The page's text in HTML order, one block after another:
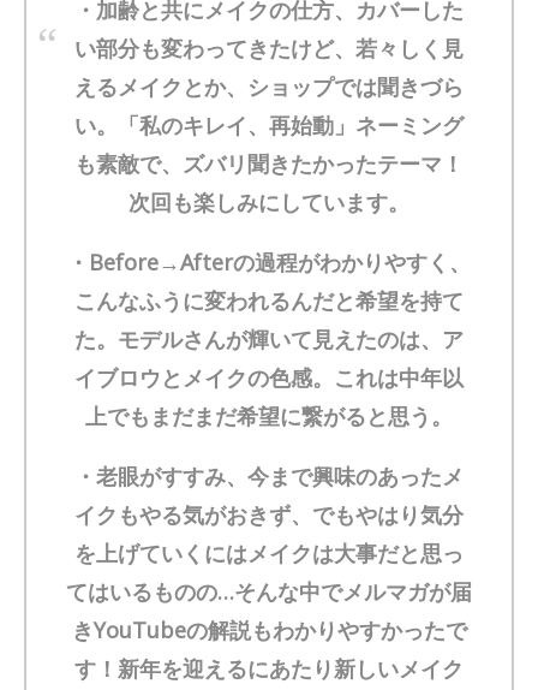
・加齢と共にメイクの仕方、カバーした
い部分も変わってきたけど、若々しく見
えるメイクとか、ショップでは聞きづら
い。「私のキレイ、再始動」ネーミング
も素敵で、ズバリ聞きたかったテーマ！
次回も楽しみにしています。
・Before→Afterの過程がわかりやすく、
こんなふうに変われるんだと希望を持て
た。モデルさんが輝いて見えたのは、ア
イブロウとメイクの色感。これは中年以
上でもまだまだ希望に繋がると思う。
・老眼がすすみ、今まで興味のあったメ
イクもやる気がおきず、でもやはり気分
を上げていくにはメイクは大事だと思っ
てはいるものの…そんな中でメルマガが届
きYouTubeの解説もわかりやすかったで
す！新年を迎えるにあたり新しいメイク